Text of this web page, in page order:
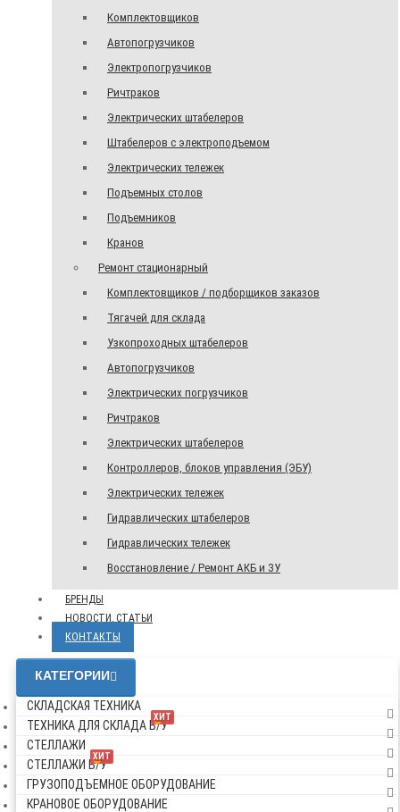
Комплектовщиков
Автопогрузчиков
Электропогрузчиков
Ричтраков
Электрических штабелеров
Штабелеров с электроподъемом
Электрических тележек
Подъемных столов
Подъемников
Кранов
Ремонт стационарный
Комплектовщиков / подборщиков заказов
Тягачей для склада
Узкопроходных штабелеров
Автопогрузчиков
Электрических погрузчиков
Ричтраков
Электрических штабелеров
Контроллеров, блоков управления (ЭБУ)
Электрических тележек
Гидравлических штабелеров
Гидравлических тележек
Восстановление / Ремонт АКБ и ЗУ
БРЕНДЫ
НОВОСТИ, СТАТЬИ
КОНТАКТЫ
КАТЕГОРИИ
СКЛАДСКАЯ ТЕХНИКА
ХИТ
ТЕХНИКА ДЛЯ СКЛАДА Б/У
СТЕЛЛАЖИ
ХИТ
СТЕЛЛАЖИ Б/У
ГРУЗОПОДЪЕМНОЕ ОБОРУДОВАНИЕ
КРАНОВОЕ ОБОРУДОВАНИЕ